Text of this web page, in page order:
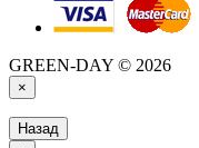
GREEN-DAY © 2026
×
Назад